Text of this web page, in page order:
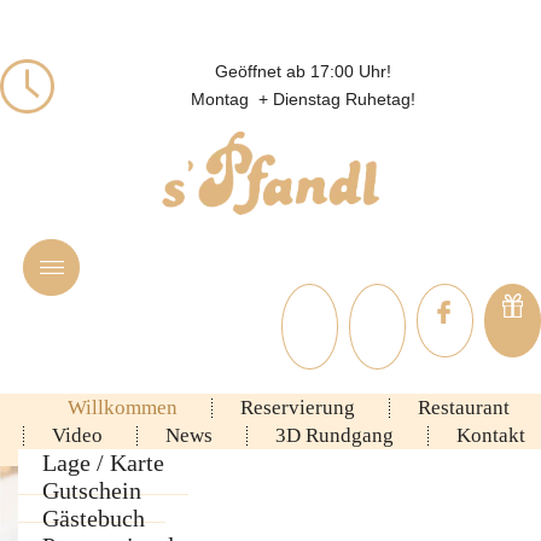
Geöffnet ab 17:00 Uhr!
Montag + Dienstag Ruhetag!
Willkommen Reservierung Restaurant
Ambiente
Rezepte
Speisekarte
Video News 3D Rundgang Kontakt
Lage / Karte
Gutschein
Gästebuch